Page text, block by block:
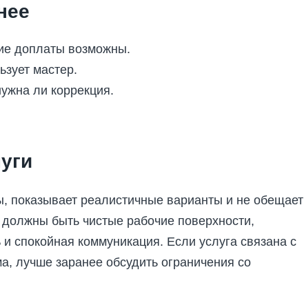
доплаты возможны.
мастер.
ли коррекция.
показывает реалистичные варианты и не обещает
быть чистые рабочие поверхности,
спокойная коммуникация. Если услуга связана с
лучше заранее обсудить ограничения со